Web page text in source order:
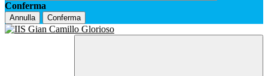
Conferma
Annulla Conferma